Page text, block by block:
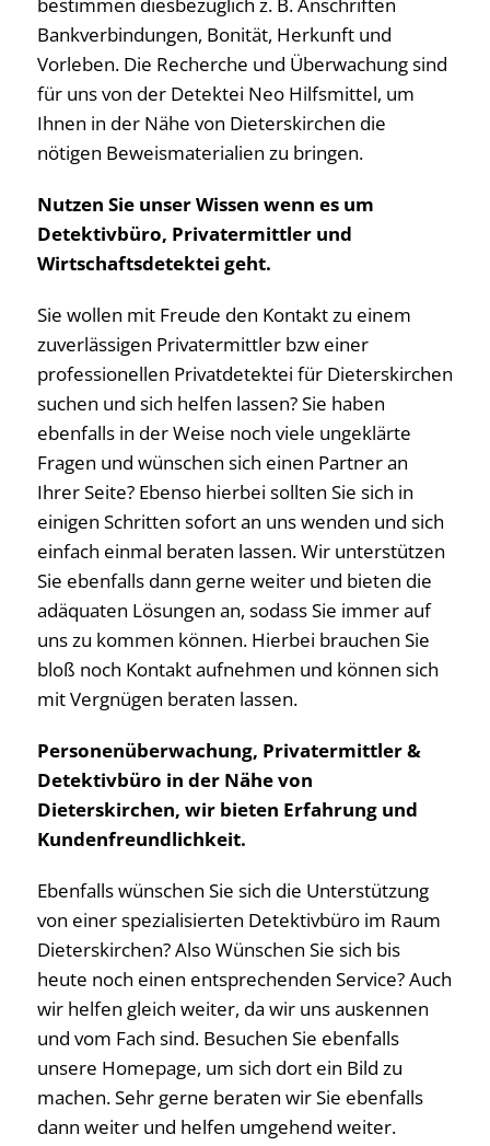
bestimmen diesbezüglich z. B. Anschriften
Bankverbindungen, Bonität, Herkunft und
Vorleben. Die Recherche und Überwachung sind
für uns von der Detektei Neo Hilfsmittel, um
Ihnen in der Nähe von Dieterskirchen die
nötigen Beweismaterialien zu bringen.
Nutzen Sie unser Wissen wenn es um
Detektivbüro, Privatermittler und
Wirtschaftsdetektei geht.
Sie wollen mit Freude den Kontakt zu einem
zuverlässigen Privatermittler bzw einer
professionellen Privatdetektei für Dieterskirchen
suchen und sich helfen lassen? Sie haben
ebenfalls in der Weise noch viele ungeklärte
Fragen und wünschen sich einen Partner an
Ihrer Seite? Ebenso hierbei sollten Sie sich in
einigen Schritten sofort an uns wenden und sich
einfach einmal beraten lassen. Wir unterstützen
Sie ebenfalls dann gerne weiter und bieten die
adäquaten Lösungen an, sodass Sie immer auf
uns zu kommen können. Hierbei brauchen Sie
bloß noch Kontakt aufnehmen und können sich
mit Vergnügen beraten lassen.
Personenüberwachung, Privatermittler &
Detektivbüro in der Nähe von
Dieterskirchen, wir bieten Erfahrung und
Kundenfreundlichkeit.
Ebenfalls wünschen Sie sich die Unterstützung
von einer spezialisierten Detektivbüro im Raum
Dieterskirchen? Also Wünschen Sie sich bis
heute noch einen entsprechenden Service? Auch
wir helfen gleich weiter, da wir uns auskennen
und vom Fach sind. Besuchen Sie ebenfalls
unsere Homepage, um sich dort ein Bild zu
machen. Sehr gerne beraten wir Sie ebenfalls
dann weiter und helfen umgehend weiter.